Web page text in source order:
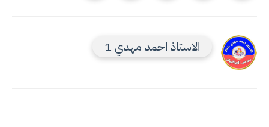
الاستاذ احمد مهدي 1